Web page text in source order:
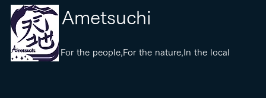
​Ametsuchi
​For the people,For the nature,In the local